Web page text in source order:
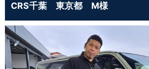
CRS千葉 東京都 M様